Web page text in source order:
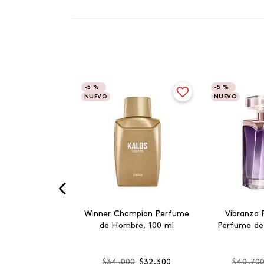
-5 %
NUEVO
Winner Champion Perfume
de Hombre, 100 ml
-5 %
NUEVO
Vibranza
Perfume